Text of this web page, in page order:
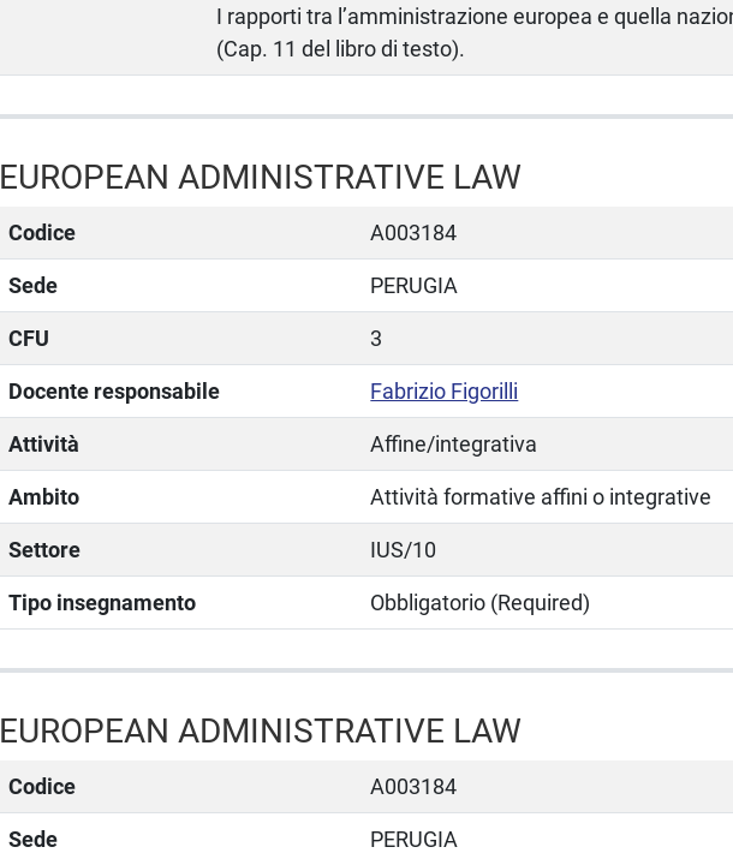
I rapporti tra l’amministrazione europea e quella
(Cap. 11 del libro di testo).
EUROPEAN ADMINISTRATIVE LAW
Codice A003184
Sede PERUGIA
CFU 3
Docente responsabile Fabrizio Figorilli
Attività Affine/integrativa
Ambito Attività formative affini o integrative
Settore IUS/10
Tipo insegnamento Obbligatorio (Required)
EUROPEAN ADMINISTRATIVE LAW
Codice A003184
Sede PERUGIA